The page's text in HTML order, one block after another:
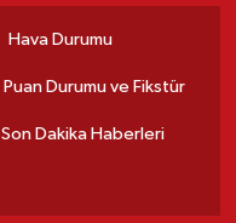
Hava Durumu
Puan Durumu ve Fikstür
Son Dakika Haberleri